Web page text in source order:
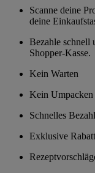
Scanne deine
deine
Bezahle schnell
Shopper-Kasse.
Kein Warten
Kein Umpacken
Schnelles
Exklusive